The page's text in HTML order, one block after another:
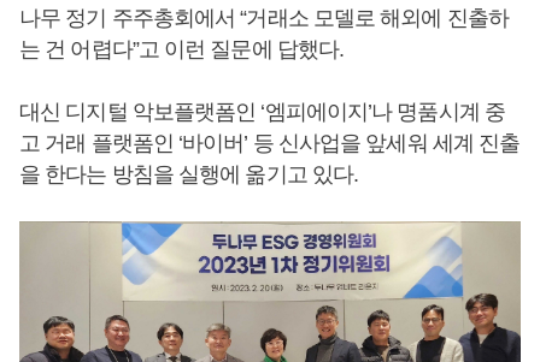
나무 정기 주주총회에서 “거래소 모델로 해외에 진출하
는 건 어렵다”고 이런 질문에 답했다.
대신 디지털 악보플랫폼인 ‘엠피에이지’나 명품시계 중
고 거래 플랫폼인 ‘바이버’ 등 신사업을 앞세워 세계 진출
을 한다는 방침을 실행에 옮기고 있다.